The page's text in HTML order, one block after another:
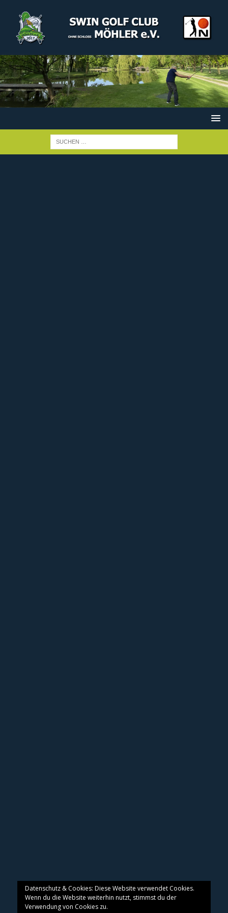
Datenschutz & Cookies: Diese Website verwendet Cookies.
Wenn du die Website weiterhin nutzt, stimmst du der
Verwendung von Cookies zu.